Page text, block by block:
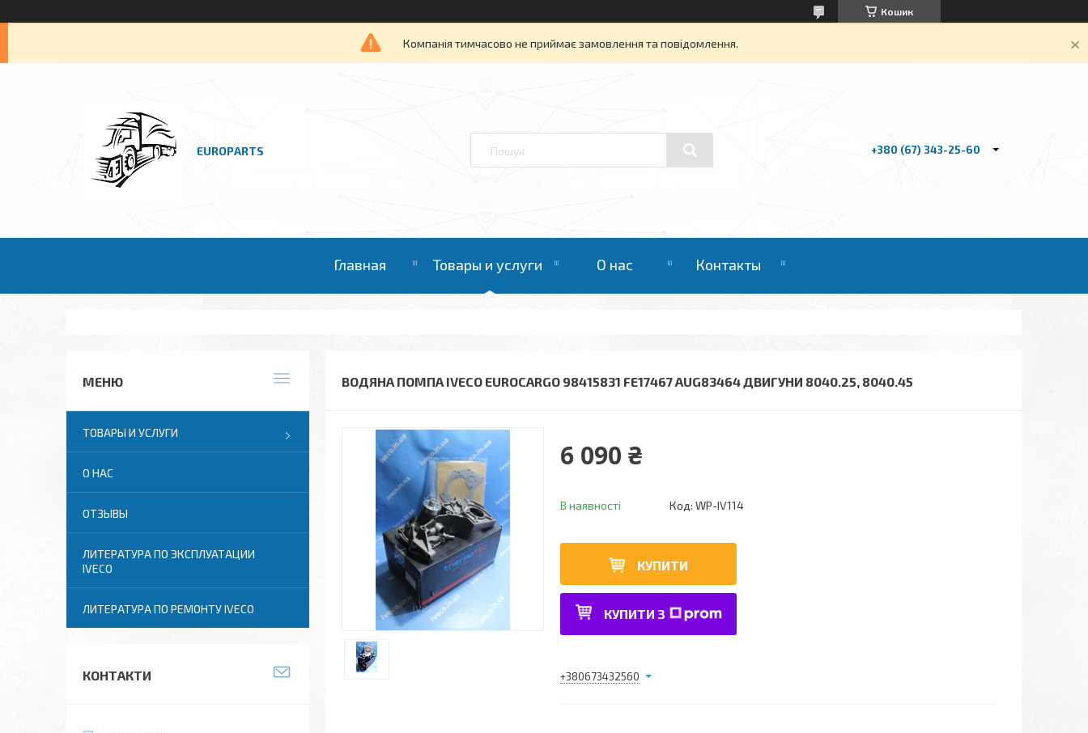
Кошик
Компанія тимчасово не приймає замовлення та повідомлення.
EUROPARTS +380 (67) 343-25-60
Главная Товары и услуги О нас Контакты
ВОДЯНА ПОМПА IVECO EUROCARGO 98415831 FE17467 AUG83464 ДВИГУНИ 8040.25, 8040.45
6 090 ₴
В наявності Код: WP-IV114
КУПИТИ
КУПИТИ З
+380673432560
ТОВАРЫ И УСЛУГИ
О НАС
ОТЗЫВЫ
ЛИТЕРАТУРА ПО ЭКСПЛУАТАЦИИ
IVECO
ЛИТЕРАТУРА ПО РЕМОНТУ IVECO
КОНТАКТИ